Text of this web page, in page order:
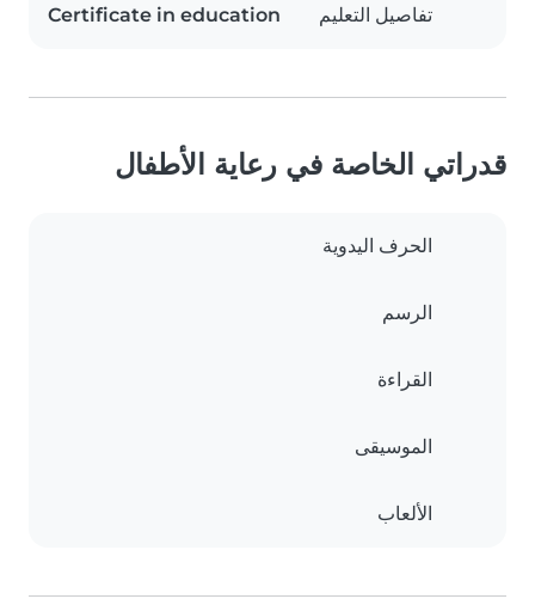
تفاصيل التعليم Certificate in education
قدراتي الخاصة في رعاية الأطفال
الحرف اليدوية
الرسم
القراءة
الموسيقى
الألعاب